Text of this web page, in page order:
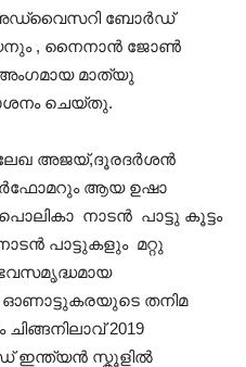
ബോർഡ്
, നൈനാൻ ജോൺ
അംഗമായ മാത്യു
ചെയ്തു.
ലേഖ അജയ്,ദൂരദർശൻ
ആയ ഉഷാ
നാടൻ പാട്ടു കൂട്ടം
പാട്ടുകളും മറ്റു
തനിമ
2019
ഇന്ത്യൻ സ്കൂളിൽ